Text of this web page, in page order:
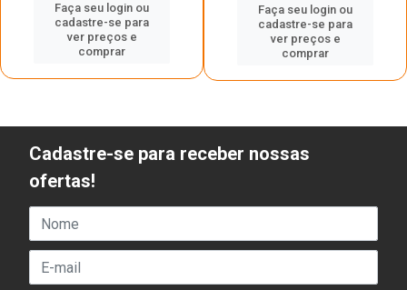
Faça seu login ou
cadastre-se para
ver preços e
comprar
Faça seu login ou
cadastre-se para
ver preços e
comprar
Cadastre-se para receber nossas
ofertas!